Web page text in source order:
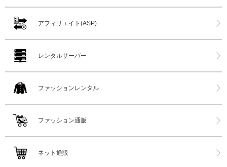
アフィリエイト(ASP)
レンタルサーバー
ファッションレンタル
ファッション通販
ネット通販